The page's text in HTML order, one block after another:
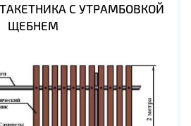
С УТРАМБОВКОЙ
ЩЕБНЕМ